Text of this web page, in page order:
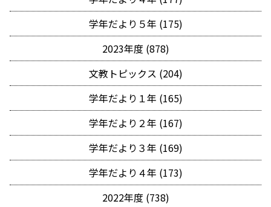
学年だより５年 (175)
2023年度 (878)
文教トピックス (204)
学年だより１年 (165)
学年だより２年 (167)
学年だより３年 (169)
学年だより４年 (173)
2022年度 (738)